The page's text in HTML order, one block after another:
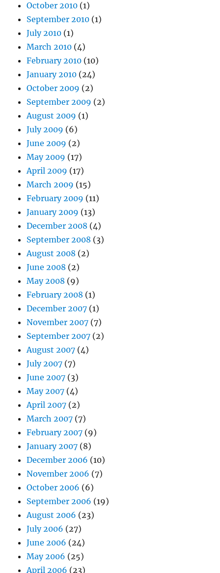
October 2010 (1)
September 2010 (1)
July 2010 (1)
March 2010 (4)
February 2010 (10)
January 2010 (24)
October 2009 (2)
September 2009 (2)
August 2009 (1)
July 2009 (6)
June 2009 (2)
May 2009 (17)
April 2009 (17)
March 2009 (15)
February 2009 (11)
January 2009 (13)
December 2008 (4)
September 2008 (3)
August 2008 (2)
June 2008 (2)
May 2008 (9)
February 2008 (1)
December 2007 (1)
November 2007 (7)
September 2007 (2)
August 2007 (4)
July 2007 (7)
June 2007 (3)
May 2007 (4)
April 2007 (2)
March 2007 (7)
February 2007 (9)
January 2007 (8)
December 2006 (10)
November 2006 (7)
October 2006 (6)
September 2006 (19)
August 2006 (23)
July 2006 (27)
June 2006 (24)
May 2006 (25)
April 2006 (23)